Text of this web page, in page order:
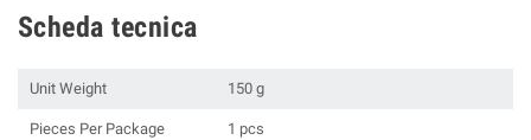
Scheda tecnica
Unit Weight 150 g
Pieces Per Package 1 pcs